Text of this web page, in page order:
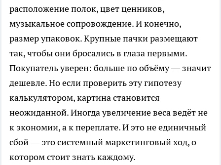
расположение полок, цвет ценников,
музыкальное сопровождение. И конечно,
размер упаковок. Крупные пачки размещают
так, чтобы они бросались в глаза первыми.
Покупатель уверен: больше по объёму — значит
дешевле. Но если проверить эту гипотезу
калькулятором, картина становится
неожиданной. Иногда увеличение веса ведёт не
к экономии, а к переплате. И это не единичный
сбой — это системный маркетинговый ход, о
котором стоит знать каждому.